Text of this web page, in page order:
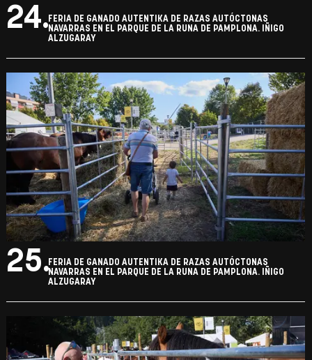
24.FERIA DE GANADO AUTENTIKA DE RAZAS AUTÓCTONAS
NAVARRAS EN EL PARQUE DE LA RUNA DE PAMPLONA. IÑIGO
ALZUGARAY
25.FERIA DE GANADO AUTENTIKA DE RAZAS AUTÓCTONAS
NAVARRAS EN EL PARQUE DE LA RUNA DE PAMPLONA. IÑIGO
ALZUGARAY